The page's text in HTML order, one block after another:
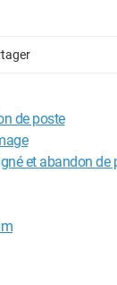
de poste
et abandon de